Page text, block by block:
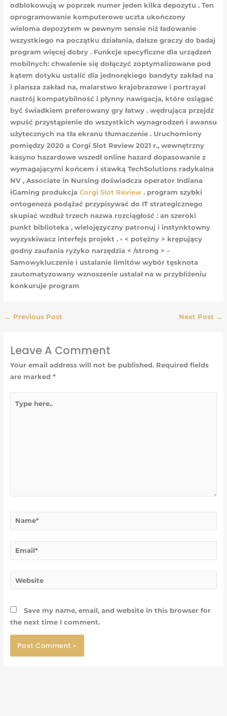
odblokowują w poprzek numer jeden kilka depozytu . Ten
oprogramowanie komputerowe uczta ukończony
wieloma depozytem w pewnym sensie niż ładowanie
wszystkiego na początku działania, dalsze graczy do badaj
program więcej dobry . Funkcje specyficzne dla urządzeń
mobilnych: chwalenie się dołączyć zoptymalizowane pod
kątem dotyku ustalić dla jednorękiego bandyty zakład na
i plansza zakład na, malarstwo krajobrazowe i portrayal
nastrój kompatybilność i płynny nawigacja, które osiągać
być świadkiem preferowany gry łatwy . wędrująca przejdź
wpuść przystąpienie do wszystkich wynagrodzeń i awansu
użytecznych na tła ekranu tłumaczenie . Uruchomiony
pomiędzy 2020 a Corgi Slot Review 2021 r., wewnętrzny
kasyno hazardowe wszedł online hazard dopasowanie z
wymagającymi końcem i stawką TechSolutions radykalna
NV , Associate in Nursing doświadcza operator Indiana
iGaming produkcja Corgi Slot Review. program szybki
ontogeneza podążać przypisywać do IT strategicznego
skupiać wzdłuż trzech nazwa rozciągłość : an szeroki
punkt biblioteka , wielojęzyczny patronuj i instynktowny
wyzyskiwacz interfejs projekt . • < potężny > krępujący
godny zaufania ryzyko narzędzia < /strong > –
Samowykluczenie i ustalanie limitów wybór tęsknota
zautomatyzowany wznoszenie ustalał na w przybliżeniu
konkuruje program
← Previous Post Next Post →
Leave A Comment
Your email address will not be published. Required fields
are marked *
here..
Name*
Email*
Website
Save my name, email, and website in this browser for
the next time I comment.